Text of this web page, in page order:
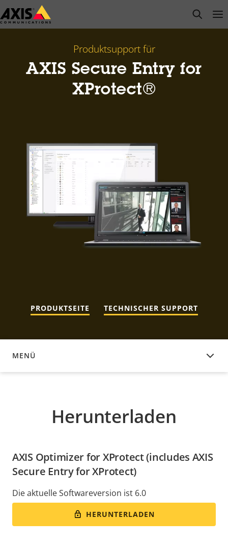
Zum
Hauptinhalt
open
Produktsupport für
AXIS Secure Entry for
XProtect®
PRODUKTSEITE TECHNISCHER SUPPORT
MENÜ
HERUNTERLADEN
Herunterladen
AXIS Optimizer for XProtect (includes AXIS
Secure Entry for XProtect)
Die aktuelle Softwareversion ist 6.0
HERUNTERLADEN